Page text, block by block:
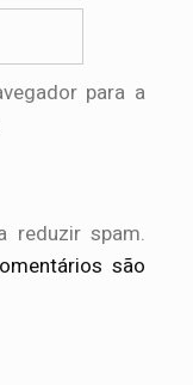
para a
reduzir spam.
são